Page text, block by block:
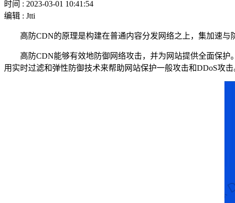
时间 : 2023-03-01 10:41:54
编辑 : Jtti
高防CDN的原理是构建在普通内容分发网络之上，集加速与
高防CDN能够有效地防御网络攻击，并为网站提供全面保护
用实时过滤和弹性防御技术来帮助网站保护一般攻击和DDoS攻击